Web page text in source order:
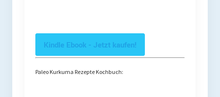
Kindle Ebook - Jetzt kaufen!
Paleo Kurkuma Rezepte Kochbuch: